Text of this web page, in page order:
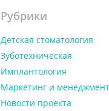
Рубрики
Детская стоматология
Зуботехническая
Имплантология
Маркетинг и менеджмент
Новости проекта